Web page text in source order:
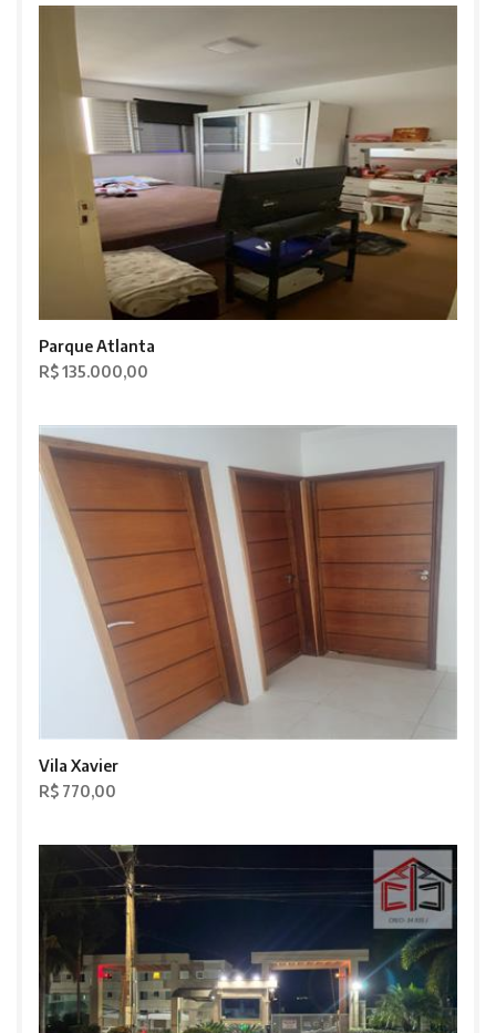
Parque Atlanta
R$ 135.000,00
Vila Xavier
R$ 770,00